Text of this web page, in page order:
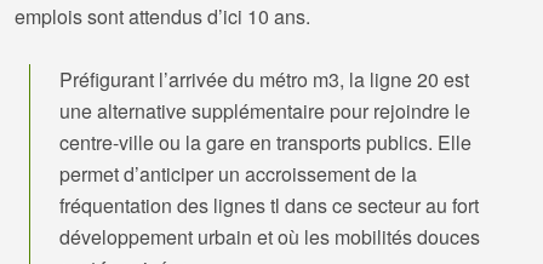
emplois sont attendus d’ici 10 ans.
Préfigurant l’arrivée du métro m3, la ligne 20 est
une alternative supplémentaire pour rejoindre le
centre-ville ou la gare en transports publics. Elle
permet d’anticiper un accroissement de la
fréquentation des lignes tl dans ce secteur au fort
développement urbain et où les mobilités douces